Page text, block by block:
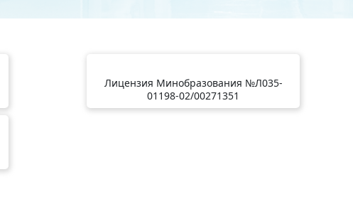
Лицензия Минобразования №Л035-
01198-02/00271351